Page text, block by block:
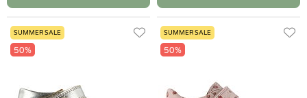
SUMMER SALE
50%
SUMMER SALE
50%